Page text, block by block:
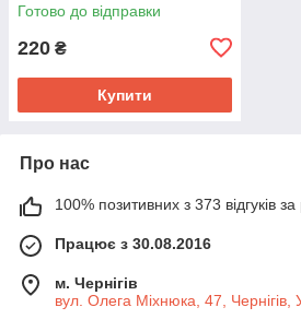
Готово до відправки
220 ₴
Купити
Про нас
100% позитивних з 373 відгуків за
Працює з 30.08.2016
м. Чернігів
вул. Олега Міхнюка, 47, Чернігів,